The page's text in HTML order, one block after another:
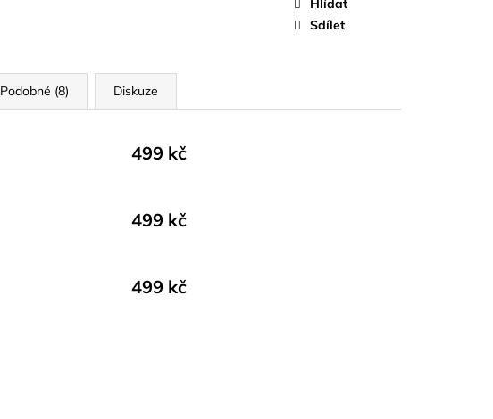
Sdílet
Podobné (8) Diskuze
499 kč
499 kč
499 kč